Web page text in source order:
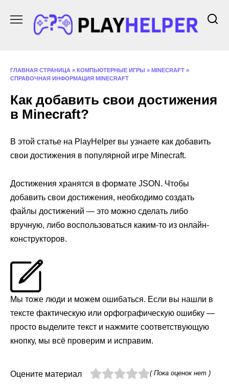
содержанию
ГЛАВНАЯ СТРАНИЦА » КОМПЬЮТЕРНЫЕ ИГРЫ » MINECRAFT »
СПРАВОЧНАЯ ИНФОРМАЦИЯ MINECRAFT
Как добавить свои достижения
в Minecraft?
В этой статье на PlayHelper вы узнаете как добавить
свои достижения в популярной игре Minecraft.
Достижения хранятся в формате JSON. Чтобы
добавить свои достижения, необходимо создать
файлы достижений — это можно сделать либо
вручную, либо воспользоваться каким-то из онлайн-
конструкторов.
Мы тоже люди и можем ошибаться. Если вы нашли в
тексте фактическую или орфографическую ошибку —
просто выделите текст и нажмите соответствующую
кнопку, мы всё проверим и исправим.
Оцените материал ( Пока оценок нет )